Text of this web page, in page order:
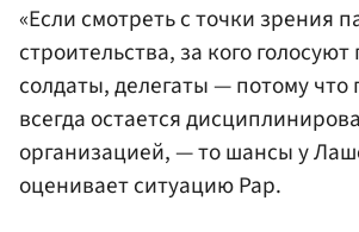
«Если смотреть с точки зрения
строительства, за кого
солдаты, делегаты — потому что
всегда остается
организацией, — то шансы у
оценивает ситуацию Рар.